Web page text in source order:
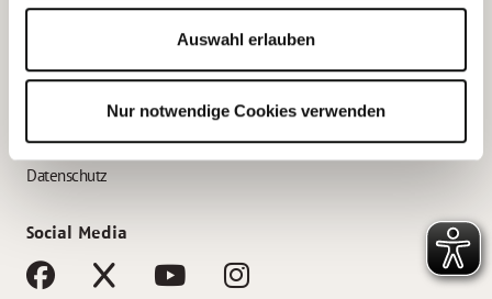
Auswahl erlauben
Nur notwendige Cookies verwenden
AWO Gliederungen nach Bundesland
Impressum
Datenschutz
Social Media